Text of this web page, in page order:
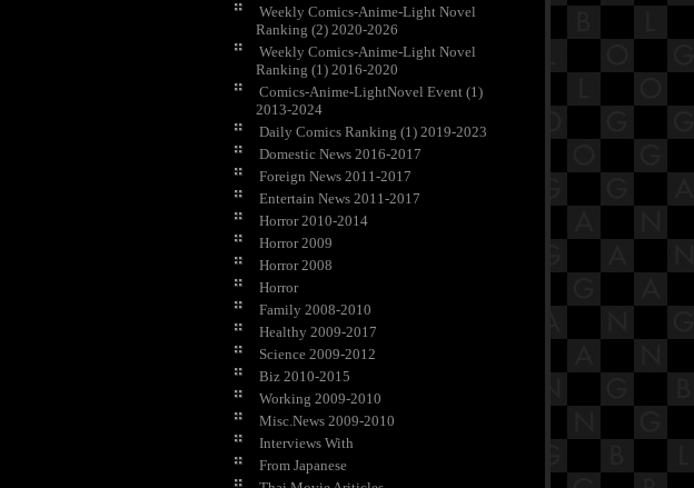
Weekly Comics-Anime-Light Novel
Ranking (2) 2020-2026
Weekly Comics-Anime-Light Novel
Ranking (1) 2016-2020
Comics-Anime-LightNovel Event (1)
2013-2024
Daily Comics Ranking (1) 2019-2023
Domestic News 2016-2017
Foreign News 2011-2017
Entertain News 2011-2017
Horror 2010-2014
Horror 2009
Horror 2008
Horror
Family 2008-2010
Healthy 2009-2017
Science 2009-2012
Biz 2010-2015
Working 2009-2010
Misc.News 2009-2010
Interviews With
From Japanese